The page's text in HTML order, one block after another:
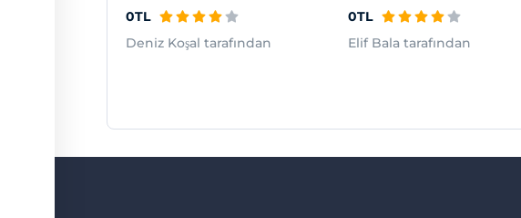
0TL
Deniz Koşal tarafından
0TL
Elif Bala tarafından